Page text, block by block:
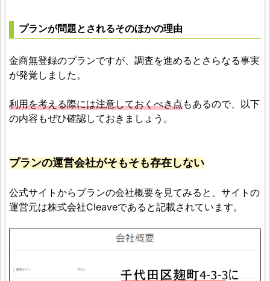
プランが問題とされるそのほかの理由
金商無登録のプランですが、調査を進めるとさらなる事実
が発覚しました。
利用を考える際には注意しておくべき点もあるので、以下
の内容もぜひ確認しておきましょう。
プランの運営会社がそもそも存在しない
公式サイトからプランの会社概要を見てみると、サイトの
運営元は株式会社Cleaveであると記載されています。